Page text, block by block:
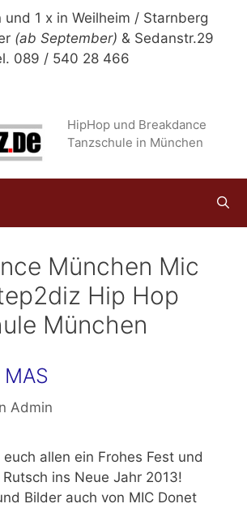
und 1 x in Weilheim / Starnberg
(ab September) & Sedanstr.29
089 / 540 28 466
HipHop und Breakdance
Tanzschule in München
München Mic
Hip Hop
München
Admin
allen ein Frohes Fest und
ins Neue Jahr 2013!
Bilder auch von MIC Donet